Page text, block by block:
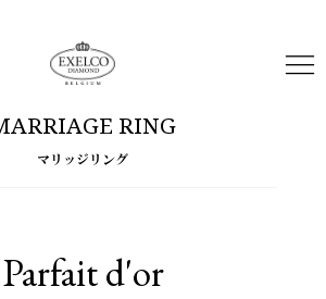
RING
マリッジリング
Parfait d'or